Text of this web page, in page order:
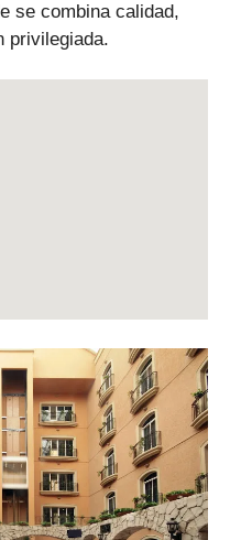
se combina calidad,
privilegiada.